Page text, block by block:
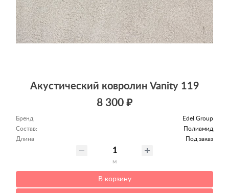
Акустический ковролин Vanity 119
8 300 ₽
Бренд
Edel Group
Состав:
Полиамид
Длина
Под заказ
м
В корзину